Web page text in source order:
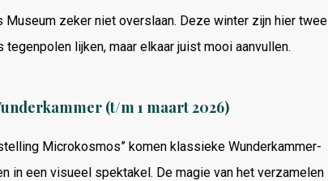
zeker niet overslaan. Deze winter zijn hier twee
lijken, maar elkaar juist mooi aanvullen.
(t/m 1 maart 2026)
Microkosmos” komen klassieke Wunderkammer-
in een visueel spektakel. De magie van het verzamelen